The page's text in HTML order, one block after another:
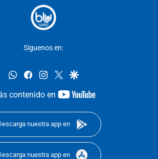
Síguenos en:
whatsappfacebookinstagram
twittergoogle
contenido en
youtube-
nuestra app en
nuestra app en